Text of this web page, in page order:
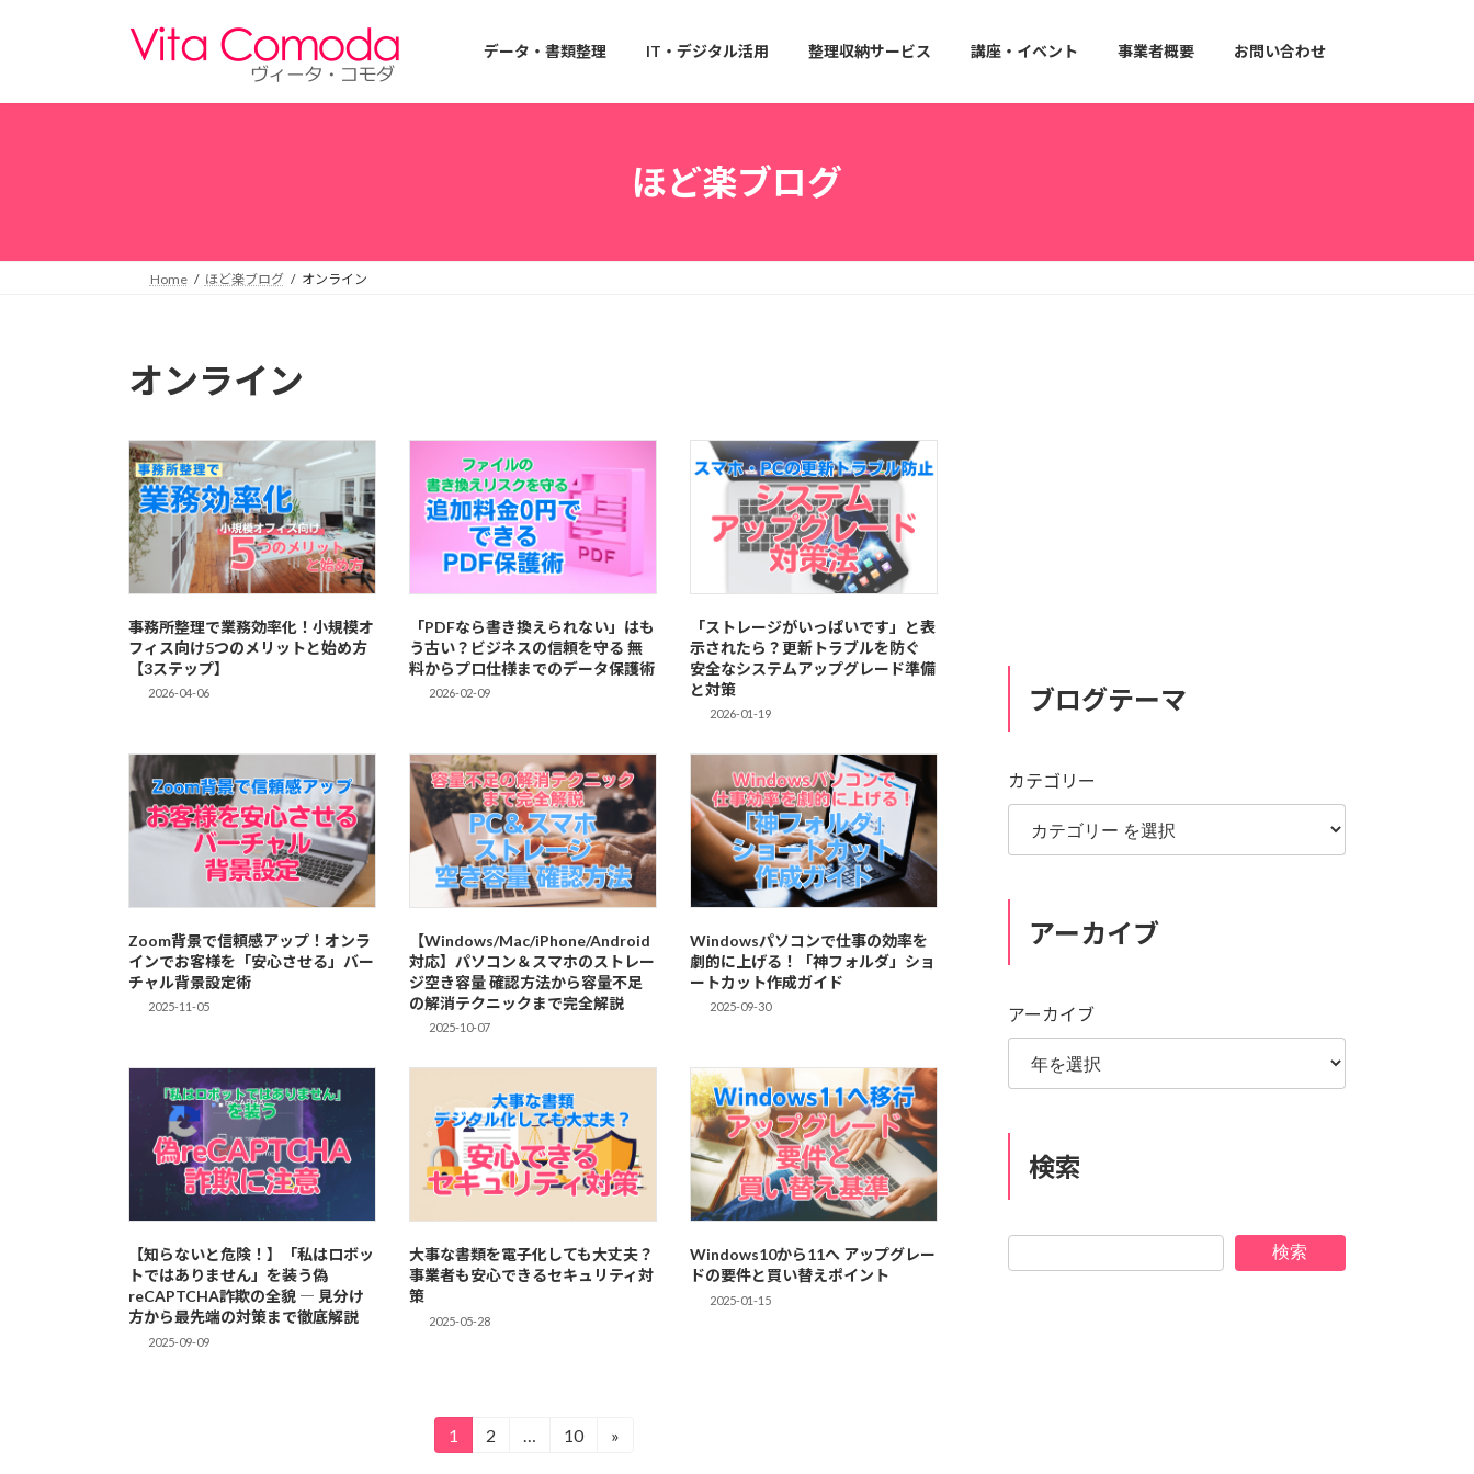
データ・書類整理 IT・デジタル活用 整理収納サービス 講座・イベント 事業者概要 お問い合わせ
ほど楽ブログ
Home ほど楽ブログ オンライン
オンライン
事務所整理で業務効率化！小規模オ
フィス向け5つのメリットと始め方
【3ステップ】
2026-04-06
「PDFなら書き換えられない」はも
う古い？ビジネスの信頼を守る 無
料からプロ仕様までのデータ保護術
2026-02-09
「ストレージがいっぱいです」と表
示されたら？更新トラブルを防ぐ
安全なシステムアップグレード準備
と対策
2026-01-19
Zoom背景で信頼感アップ！オンラ
インでお客様を「安心させる」バー
チャル背景設定術
2025-11-05
【Windows/Mac/iPhone/Android
対応】パソコン＆スマホのストレー
ジ空き容量 確認方法から容量不足
の解消テクニックまで完全解説
2025-10-07
Windowsパソコンで仕事の効率を
劇的に上げる！「神フォルダ」ショ
ートカット作成ガイド
2025-09-30
【知らないと危険！】「私はロボッ
トではありません」を装う偽
reCAPTCHA詐欺の全貌 ― 見分け
方から最先端の対策まで徹底解説
2025-09-09
大事な書類を電子化しても大丈夫？
事業者も安心できるセキュリティ対
策
2025-05-28
Windows10から11へ アップグレー
ドの要件と買い替えポイント
2025-01-15
固
1
固
2
固
10 »
ブログテーマ
カテゴリー
アーカイブ
アーカイブ
検索
検索